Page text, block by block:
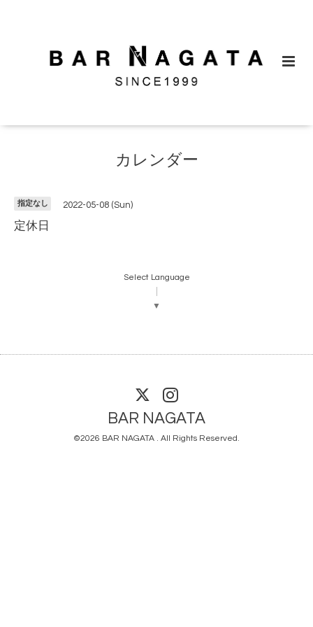
カレンダー
指定なし 2022-05-08 (Sun)
定休日
Select Language
▼
BAR NAGATA
©2026 BAR NAGATA . All Rights Reserved.